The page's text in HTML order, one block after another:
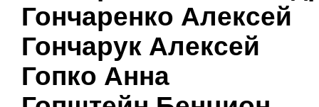
Гончаренко Алексей
Гончарук Алексей
Гопко Анна